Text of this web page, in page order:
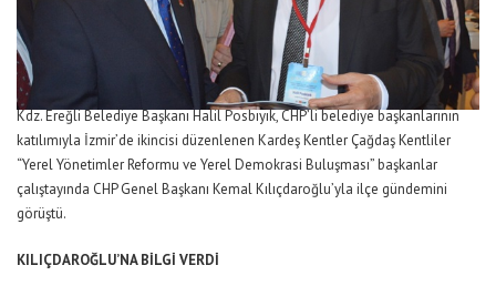
Kdz. Ereğli Belediye Başkanı Halil Posbıyık, CHP’li belediye başkanlarının
katılımıyla İzmir’de ikincisi düzenlenen Kardeş Kentler Çağdaş Kentliler
“Yerel Yönetimler Reformu ve Yerel Demokrasi Buluşması” başkanlar
çalıştayında CHP Genel Başkanı Kemal Kılıçdaroğlu’yla ilçe gündemini
görüştü.
KILIÇDAROĞLU’NA BİLGİ VERDİ